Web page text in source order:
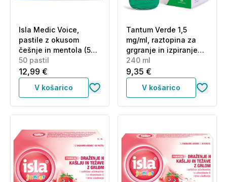
Isla Medic Voice,
pastile z okusom
češnje in mentola (50
pastil)
50 pastil
12,99 €
V košarico
Tantum Verde 1,5
mg/ml, raztopina za
grgranje in izpiranje
ust (240 ml)
240 ml
9,35 €
V košarico